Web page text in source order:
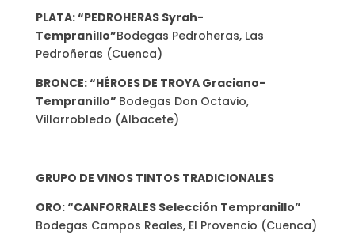
PLATA: “PEDROHERAS Syrah-
Tempranillo”Bodegas Pedroheras, Las
Pedroñeras (Cuenca)
BRONCE: “HÉROES DE TROYA Graciano-
Tempranillo” Bodegas Don Octavio,
Villarrobledo (Albacete)
GRUPO DE VINOS TINTOS TRADICIONALES
ORO: “CANFORRALES Selección Tempranillo”
Bodegas Campos Reales, El Provencio (Cuenca)